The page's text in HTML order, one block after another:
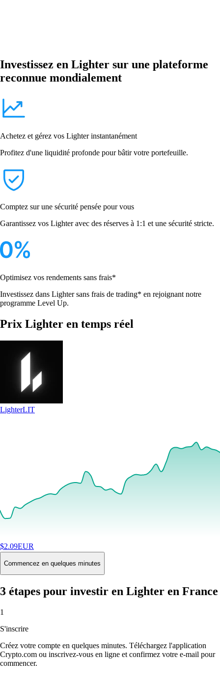
Investissez en Lighter sur une plateforme
reconnue mondialement
Achetez et gérez vos Lighter instantanément
Profitez d'une liquidité profonde pour bâtir votre portefeuille.
Comptez sur une sécurité pensée pour vous
Garantissez vos Lighter avec des réserves à 1:1 et une sécurité stricte.
Optimisez vos rendements sans frais*
Investissez dans Lighter sans frais de trading* en rejoignant notre
programme Level Up.
Prix Lighter en temps réel
LighterLIT
$2.09EUR
+9.21%24H
Buy
Commencez en quelques minutes
3 étapes pour investir en Lighter en France
1
S'inscrire
Créez votre compte en quelques minutes. Téléchargez l'application
Crypto.com ou inscrivez-vous en ligne et confirmez votre e-mail pour
commencer.